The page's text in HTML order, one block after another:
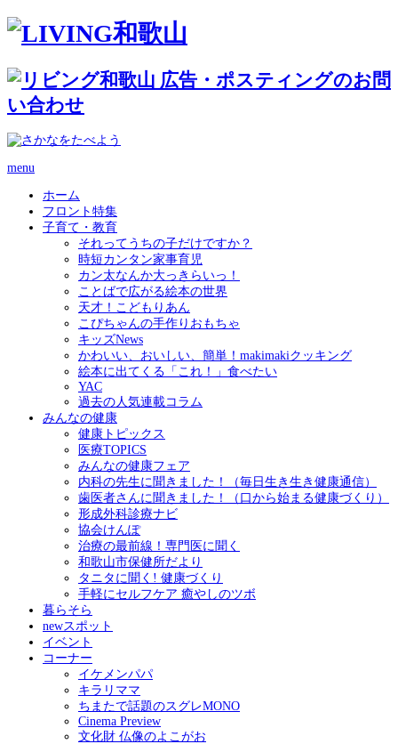
menu
ホーム
フロント特集
子育て・教育
それってうちの子だけですか？
時短カンタン家事育児
カン太なんか大っきらいっ！
ことばで広がる絵本の世界
天才！こどもりあん
こぴちゃんの手作りおもちゃ
キッズNews
かわいい、おいしい、簡単！makimakiクッキング
絵本に出てくる「これ！」食べたい
YAC
過去の人気連載コラム
みんなの健康
健康トピックス
医療TOPICS
みんなの健康フェア
内科の先生に聞きました！（毎日生き生き健康通信）
歯医者さんに聞きました！（口から始まる健康づくり）
形成外科診療ナビ
協会けんぽ
治療の最前線！専門医に聞く
和歌山市保健所だより
タニタに聞く! 健康づくり
手軽にセルフケア 癒やしのツボ
暮らそら
newスポット
イベント
コーナー
イケメンパパ
キラリママ
ちまたで話題のスグレMONO
Cinema Preview
文化財 仏像のよこがお